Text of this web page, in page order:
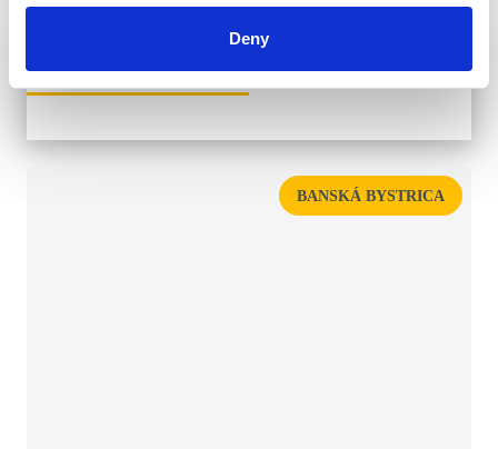
Deny
BANSKÁ BYSTRICA